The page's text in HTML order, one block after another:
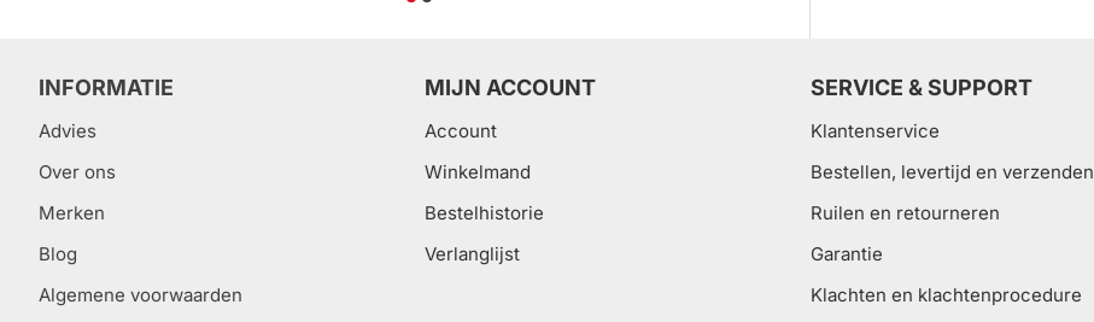
INFORMATIE
Advies
Over ons
Merken
Blog
Algemene voorwaarden
MIJN ACCOUNT
Account
Winkelmand
Bestelhistorie
Verlanglijst
SERVICE & SUPPORT
Klantenservice
Bestellen, levertijd en verzenden
Ruilen en retourneren
Garantie
Klachten en klachtenprocedure